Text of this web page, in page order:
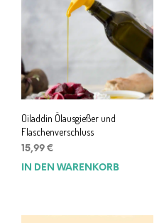
Oiladdin Ölausgießer und
Flaschenverschluss
15,99 €
IN DEN WARENKORB